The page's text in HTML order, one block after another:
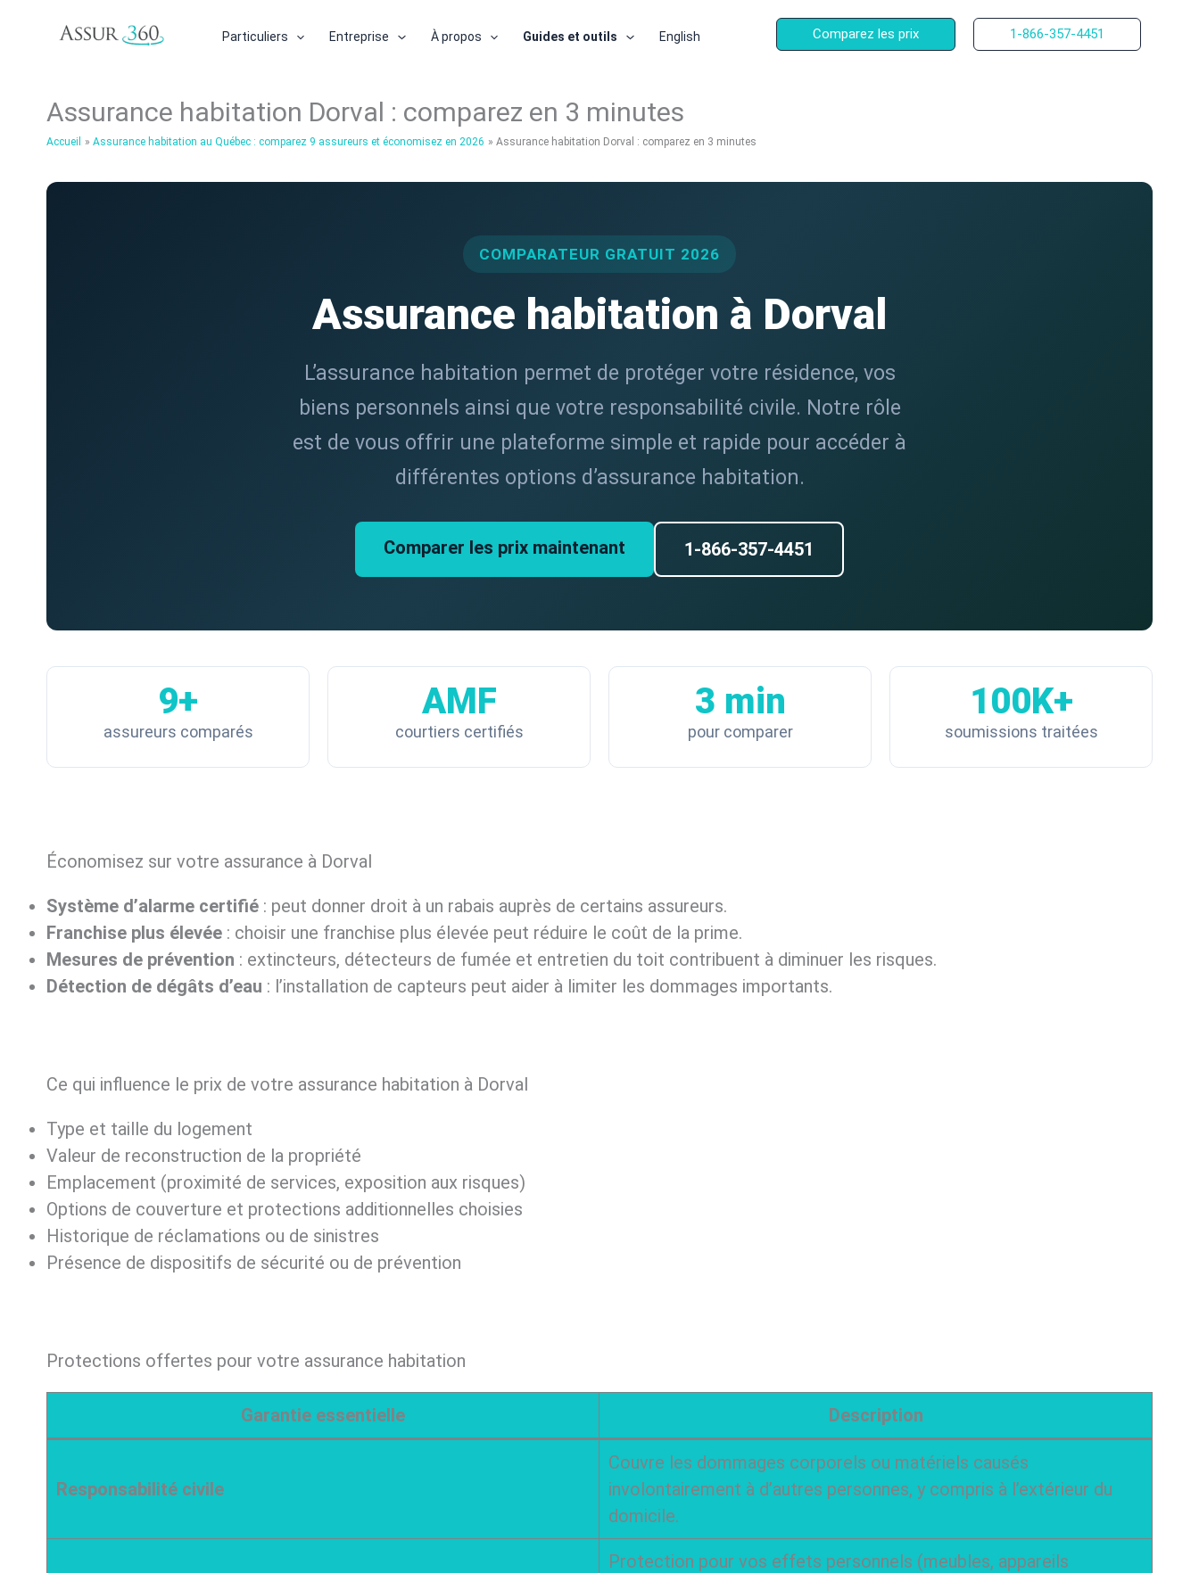
Particuliers Entreprise À propos Guides et outils English Comparez les prix 1-866-357-4451
Assurance habitation Dorval : comparez en 3 minutes
Accueil Assurance habitation au Québec : comparez 9 assureurs et économisez en 2026 Assurance habitation Dorval : comparez en 3 minutes
COMPARATEUR GRATUIT 2026
Assurance habitation à Dorval
L’assurance habitation permet de protéger votre résidence, vos
biens personnels ainsi que votre responsabilité civile. Notre rôle
est de vous offrir une plateforme simple et rapide pour accéder à
différentes options d’assurance habitation.
Comparer les prix maintenant 1-866-357-4451
9+
assureurs comparés
AMF
courtiers certifiés
3 min
pour comparer
100K+
soumissions traitées
Économisez sur votre assurance à Dorval
Système d’alarme certifié : peut donner droit à un rabais auprès de certains assureurs.
Franchise plus élevée : choisir une franchise plus élevée peut réduire le coût de la prime.
Mesures de prévention : extincteurs, détecteurs de fumée et entretien du toit contribuent à diminuer les risques.
Détection de dégâts d’eau : l’installation de capteurs peut aider à limiter les dommages importants.
Ce qui influence le prix de votre assurance habitation à Dorval
Type et taille du logement
Valeur de reconstruction de la propriété
Emplacement (proximité de services, exposition aux risques)
Options de couverture et protections additionnelles choisies
Historique de réclamations ou de sinistres
Présence de dispositifs de sécurité ou de prévention
Protections offertes pour votre assurance habitation
Garantie essentielle Description
Responsabilité civile
Couvre les dommages corporels ou matériels causés
involontairement à d’autres personnes, y compris à l’extérieur du
domicile.
Protection pour vos effets personnels (meubles, appareils